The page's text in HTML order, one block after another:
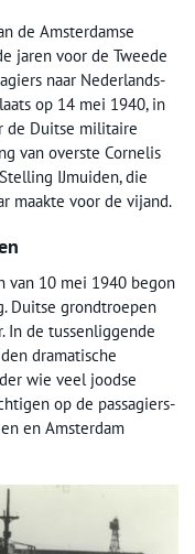
de Amsterdamse
jaren voor de Tweede
naar Nederlands-
op 14 mei 1940, in
de Duitse militaire
van overste Cornelis
IJmuiden, die
maakte voor de vijand.
van 10 mei 1940 begon
Duitse grondtroepen
In de tussenliggende
dramatische
wie veel joodse
op de passagiers-
en Amsterdam